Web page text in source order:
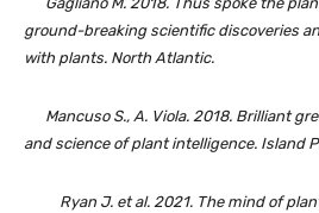
ground-breaking scientific discoveries
with plants. North Atlantic.
Mancuso S., A. Viola. 2018. Brilliant
and science of plant intelligence. Island
Ryan J. et al. 2021. The mind of